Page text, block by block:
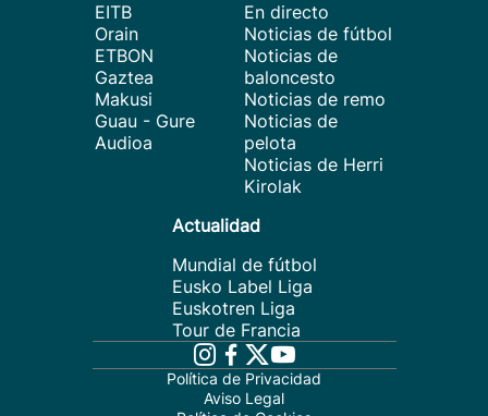
EITB
Orain
ETBON
Gaztea
Makusi
Guau - Gure
Audioa
En directo
Noticias de fútbol
Noticias de
baloncesto
Noticias de remo
Noticias de
pelota
Noticias de Herri
Kirolak
Actualidad
Mundial de fútbol
Eusko Label Liga
Euskotren Liga
Tour de Francia
Política de Privacidad
Aviso Legal